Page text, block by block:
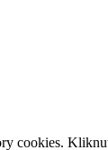
cookies.